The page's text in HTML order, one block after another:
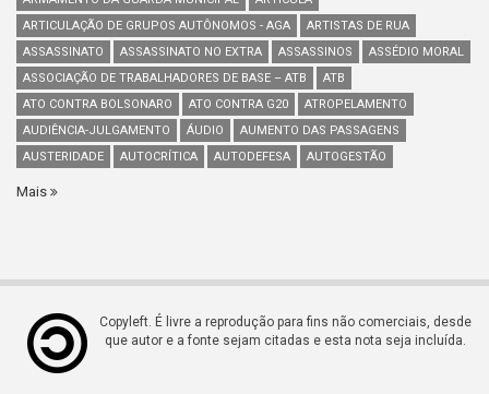
ARTICULAÇÃO DE GRUPOS AUTÔNOMOS - AGA
ARTISTAS DE RUA
ASSASSINATO
ASSASSINATO NO EXTRA ASSASSINOS
ASSÉDIO MORAL
ASSOCIAÇÃO DE TRABALHADORES DE BASE – ATB
ATB
ATO CONTRA BOLSONARO
ATO CONTRA G20
ATROPELAMENTO
AUDIÊNCIA-JULGAMENTO
ÁUDIO
AUMENTO DAS PASSAGENS
AUSTERIDADE
AUTOCRÍTICA AUTODEFESA AUTOGESTÃO
Mais
Copyleft. É livre a reprodução para fins não comerciais, desde
que autor e a fonte sejam citadas e esta nota seja incluída.